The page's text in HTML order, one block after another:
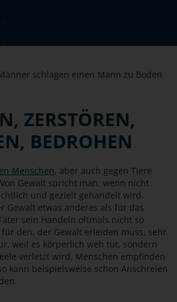
ZERSTÖREN,
BEDROHEN
Menschen, aber auch gegen Tiere
Gewalt spricht man, wenn nicht
und gezielt gehandelt wird.
Gewalt etwas anderes als für das
sein Handeln oftmals nicht so
den, der Gewalt erleiden muss, sehr
weil es körperlich weh tut, sondern
verletzt wird. Menschen empfinden
kann beispielsweise schon Anschreien